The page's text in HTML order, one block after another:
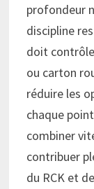
profondeur
discipline
doit
ou carton
réduire les
chaque
combiner
contribuer
du RCK et